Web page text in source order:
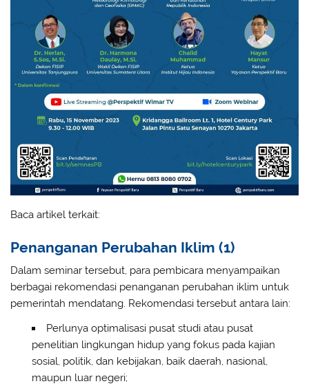
Baca artikel terkait:
Penanganan Perubahan Iklim (1)
Dalam seminar tersebut, para pembicara menyampaikan
berbagai rekomendasi penanganan perubahan iklim untuk
pemerintah mendatang. Rekomendasi tersebut antara lain:
Perlunya optimalisasi pusat studi atau pusat
penelitian lingkungan hidup yang fokus pada kajian
sosial, politik, dan kebijakan, baik daerah, nasional,
maupun luar negeri;